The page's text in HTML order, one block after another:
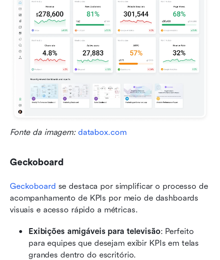
Fonte da imagem: databox.com
Geckoboard
Geckoboard se destaca por simplificar o processo de
acompanhamento de KPIs por meio de dashboards
visuais e acesso rápido a métricas.
Exibições amigáveis para televisão: Perfeito
para equipes que desejam exibir KPIs em telas
grandes dentro do escritório.